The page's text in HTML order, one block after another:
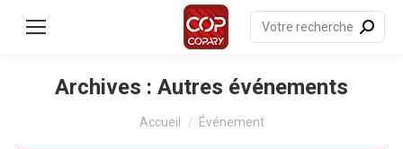
principal
Recherche
:
Archives : Autres événements
Vous êtes ici :
Accueil Événement